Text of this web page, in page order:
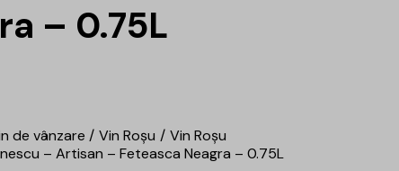
– 0.75L
de vânzare Vin Roșu
Vin Roșu
– Artisan – Feteasca Neagra – 0.75L